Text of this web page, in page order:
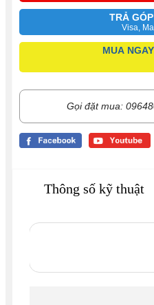
TRẢ
Visa,
MUA
Gọi đặt mua:
Thông số kỹ thuật